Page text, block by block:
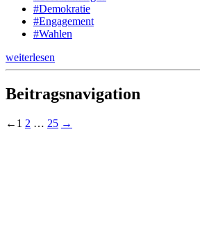
#Demokratie
#Engagement
#Wahlen
weiterlesen
Beitragsnavigation
← 1 2 … 25 →